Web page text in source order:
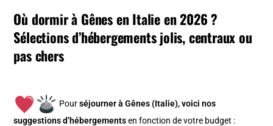
Où dormir à Gênes en Italie en 2026 ?
Sélections d’hébergements jolis, centraux ou
pas chers
Pourséjourner à Gênes (Italie), voici nos
suggestions d’hébergements en fonction de votre budget :